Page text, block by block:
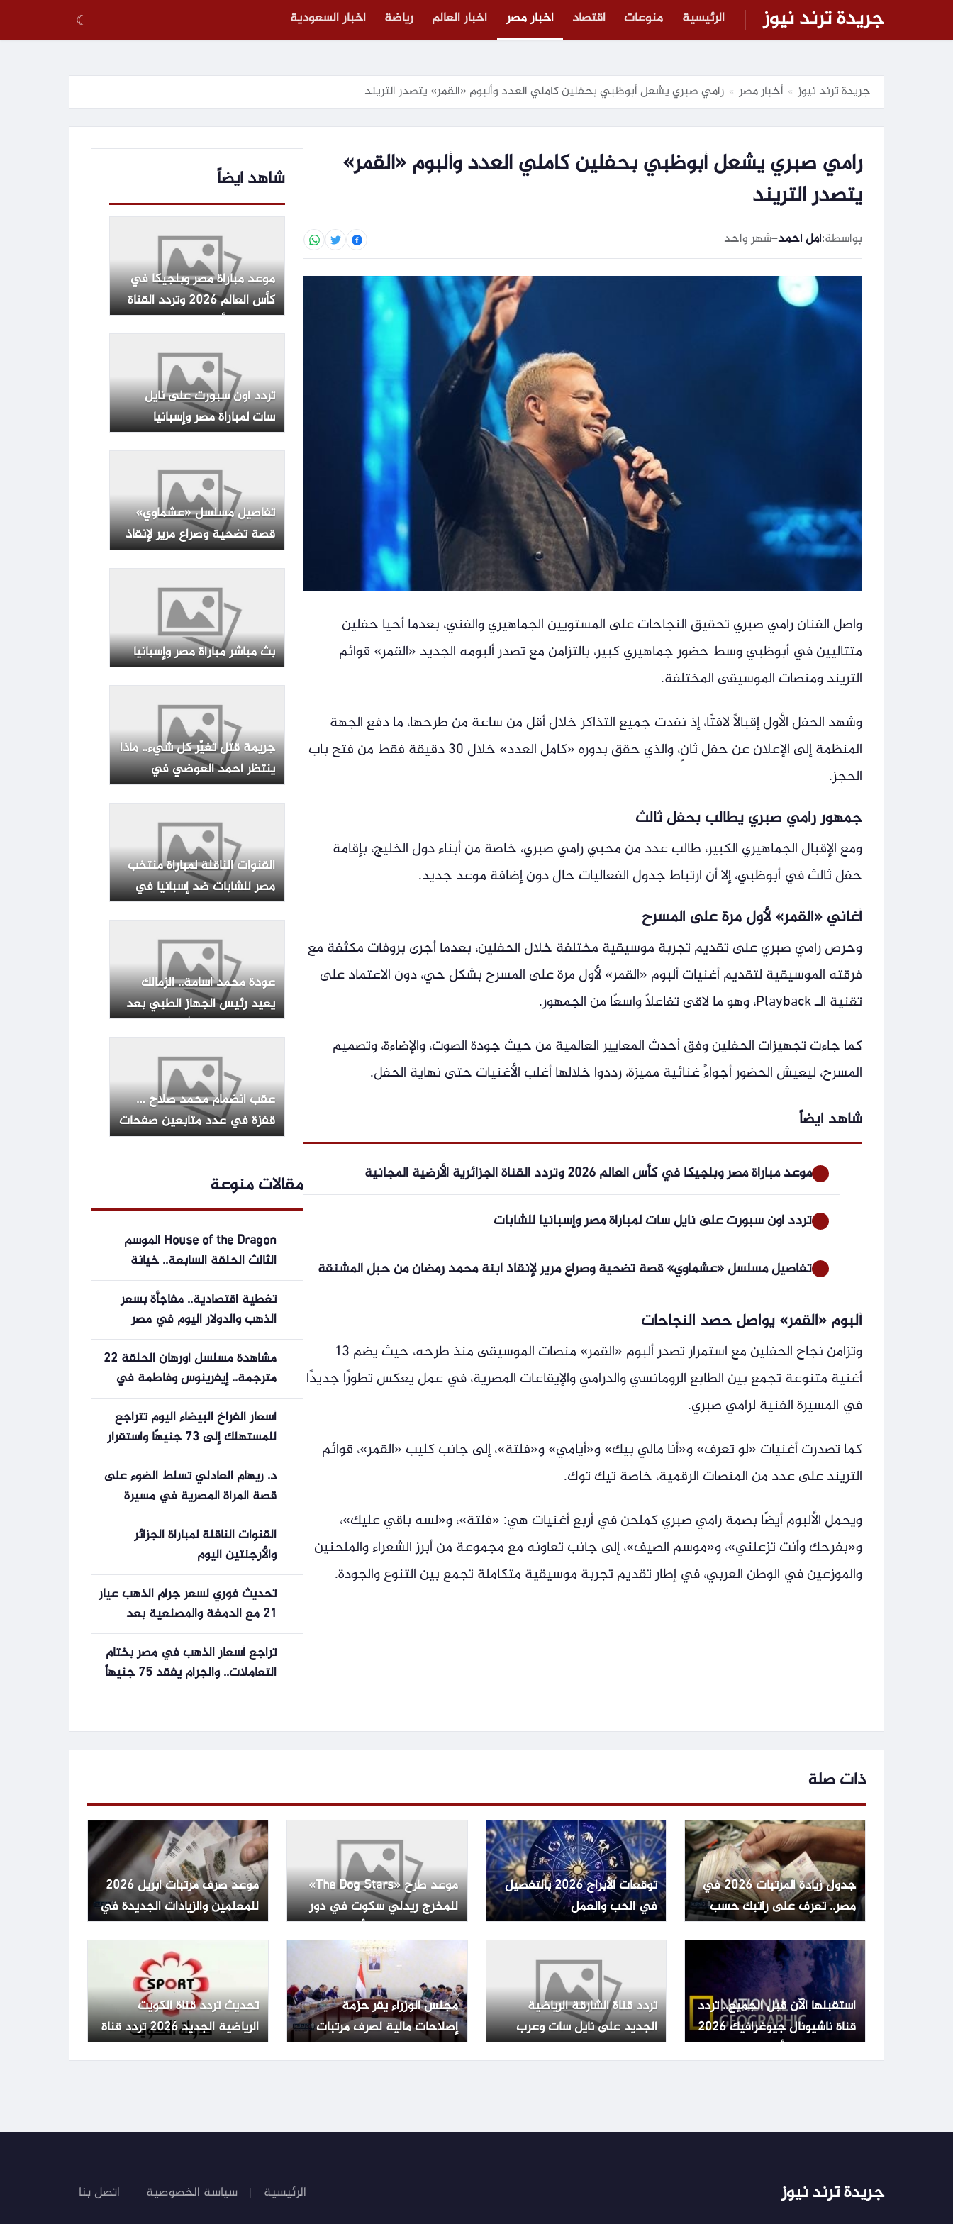
جريدة ترند نيوز الرئيسية منوعات اقتصاد أخبار مصر أخبار العالم رياضة أخبار السعودية ☾
جريدة ترند نيوز » أخبار مصر » رامي صبري يشعل أبوظبي بحفلين كاملي العدد وألبوم «القمر» يتصدر التريند
رامي صبري يشعل أبوظبي بحفلين كاملي العدد وألبوم «القمر»
يتصدر التريند
بواسطة:أمل أحمد–شهر واحد
واصل الفنان رامي صبري تحقيق النجاحات على المستويين الجماهيري والفني، بعدما أحيا حفلين
متتاليين في أبوظبي وسط حضور جماهيري كبير، بالتزامن مع تصدر ألبومه الجديد «القمر» قوائم
التريند ومنصات الموسيقى المختلفة.
وشهد الحفل الأول إقبالًا لافتًا، إذ نفدت جميع التذاكر خلال أقل من ساعة من طرحها، ما دفع الجهة
المنظمة إلى الإعلان عن حفل ثانٍ، والذي حقق بدوره «كامل العدد» خلال 30 دقيقة فقط من فتح باب
الحجز.
جمهور رامي صبري يطالب بحفل ثالث
ومع الإقبال الجماهيري الكبير، طالب عدد من محبي رامي صبري، خاصة من أبناء دول الخليج، بإقامة
حفل ثالث في أبوظبي، إلا أن ارتباط جدول الفعاليات حال دون إضافة موعد جديد.
أغاني «القمر» لأول مرة على المسرح
وحرص رامي صبري على تقديم تجربة موسيقية مختلفة خلال الحفلين، بعدما أجرى بروفات مكثفة مع
فرقته الموسيقية لتقديم أغنيات ألبوم «القمر» لأول مرة على المسرح بشكل حي، دون الاعتماد على
تقنية الـ Playback، وهو ما لاقى تفاعلًا واسعًا من الجمهور.
كما جاءت تجهيزات الحفلين وفق أحدث المعايير العالمية من حيث جودة الصوت، والإضاءة، وتصميم
المسرح، ليعيش الحضور أجواءً غنائية مميزة، رددوا خلالها أغلب الأغنيات حتى نهاية الحفل.
شاهد ايضاً
موعد مباراة مصر وبلجيكا في كأس العالم 2026 وتردد القناة الجزائرية الأرضية المجانية
تردد أون سبورت على نايل سات لمباراة مصر وإسبانيا للشابات
تفاصيل مسلسل «عشماوي» قصة تضحية وصراع مرير لإنقاذ ابنة محمد رمضان من حبل المشنقة
ألبوم «القمر» يواصل حصد النجاحات
وتزامن نجاح الحفلين مع استمرار تصدر ألبوم «القمر» منصات الموسيقى منذ طرحه، حيث يضم 13
أغنية متنوعة تجمع بين الطابع الرومانسي والدرامي والإيقاعات المصرية، في عمل يعكس تطورًا جديدًا
في المسيرة الفنية لرامي صبري.
كما تصدرت أغنيات «لو تعرف» و«أنا مالي بيك» و«أيامي» و«فلتة»، إلى جانب كليب «القمر»، قوائم
التريند على عدد من المنصات الرقمية، خاصة تيك توك.
ويحمل الألبوم أيضًا بصمة رامي صبري كملحن في أربع أغنيات هي: «فلتة»، و«لسه باقي عليك»،
و«بفرحك وأنت تزعلني»، و«موسم الصيف»، إلى جانب تعاونه مع مجموعة من أبرز الشعراء والملحنين
والموزعين في الوطن العربي، في إطار تقديم تجربة موسيقية متكاملة تجمع بين التنوع والجودة.
شاهد ايضاً
موعد مباراة مصر وبلجيكا في
كأس العالم 2026 وتردد القناة
الجزائرية الأرضية المجانية
تردد أون سبورت على نايل
سات لمباراة مصر وإسبانيا
للشابات
تفاصيل مسلسل «عشماوي»
قصة تضحية وصراع مرير لإنقاذ
ابنة محمد رمضان من حبل
بث مباشر مباراة مصر وإسبانيا
جريمة قتل تغيّر كل شيء.. ماذا
ينتظر أحمد العوضي في
“سلطان الديب” برمضان ٢٠٢٧؟
القنوات الناقلة لمباراة منتخب
مصر للشابات ضد إسبانيا في
بطولة العالم
عودة محمد أسامة.. الزمالك
يعيد رئيس الجهاز الطبي بعد
اجتماع مع عبد الله جورج
عقب انضمام محمد صلاح …
قفزة في عدد متابعين صفحات
طرابزون بمواقع التواصل
مقالات منوعة
House of the Dragon الموسم
الثالث الحلقة السابعة.. خيانة
مدوية تقلب حرب التنانين رأسًا على
عقب
تغطية اقتصادية.. مفاجأة بسعر
الذهب والدولار اليوم في مصر
مشاهدة مسلسل أورهان الحلقة 22
مترجمة.. إيفرينوس وفاطمة في
مواجهة انتقام يغيث
أسعار الفراخ البيضاء اليوم تتراجع
للمستهلك إلى 73 جنيهًا واستقرار
المزارع عند 61 جنيهًا الإثنين 15/
يونيو/2026 – 06:12 م
د. ريهام العادلي تسلط الضوء على
قصة المرأة المصرية في مسيرة
الوطن
القنوات الناقلة لمباراة الجزائر
والأرجنتين اليوم
تحديث فوري لسعر جرام الذهب عيار
21 مع الدمغة والمصنعية بعد
انخفاضه
تراجع أسعار الذهب في مصر بختام
التعاملات.. والجرام يفقد 75 جنيهاً
ذات صلة
جدول زيادة المرتبات 2026 في
مصر.. تعرف على راتبك حسب
الدرجة الوظيفية
توقعات الأبراج 2026 بالتفصيل
في الحب والعمل
موعد طرح «The Dog Stars»
للمخرج ريدلي سكوت في دور
العرض المصرية – الأسبوع
موعد صرف مرتبات أبريل 2026
للمعلمين والزيادات الجديدة في
مصر
استقبلها الآن قبل الجميع.. تردد
قناة ناشيونال جيوغرافيك 2026
بعد التحديث الأخير
تردد قناة الشارقة الرياضية
الجديد على نايل سات وعرب
سات
مجلس الوزراء يقر حزمة
إصلاحات مالية لصرف مرتبات
موظفي الدولة
تحديث تردد قناة الكويت
الرياضية الجديد 2026 تردد قناة
الكويت الرياضية Kuwait Sports
جريدة ترند نيوز الرئيسية سياسة الخصوصية اتصل بنا